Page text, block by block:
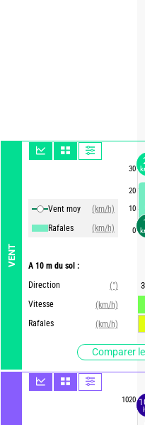
VENT
Vent moy
(km/h)
Rafales
(km/h)
A 10 m du sol :
Direction
(°)
Vitesse
(km/h)
Rafales
(km/h)
Comparer
30
20
10
0
1020